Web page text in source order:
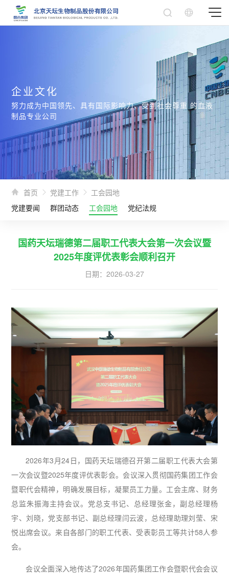
企业文化
努力成为中国领先、具有国际影响力、受到社会尊重 的血液
制品专业公司
首页 党建工作
工会园地
党建要闻
群团动态 工会园地 党纪法规
国药天坛瑞德第二届职工代表大会第一次会议暨
2025年度评优表彰会顺利召开
日期： 2026-03-27
2026年3月24日，国药天坛瑞德召开第二届职工代表大会第
一次会议暨2025年度评优表彰会。会议深入贯彻国药集团工作会
暨职代会精神，明确发展目标，凝聚员工力量。工会主席、财务
总监朱振海主持会议。党总支书记、总经理张金，副总经理杨
宇、刘晓，党支部书记、副总经理闫云波，总经理助理刘莹、宋
悦出席会议。来自各部门的职工代表、受表彰员工等共计58人参
会。
会议全面深入地传达了2026年国药集团工作会暨职代会会议